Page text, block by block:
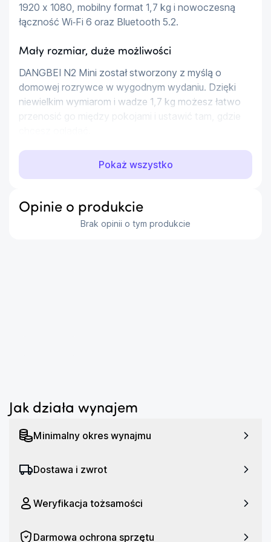
1920 x 1080, mobilny format 1,7 kg i nowoczesną
łączność Wi‑Fi 6 oraz Bluetooth 5.2.
Mały rozmiar, duże możliwości
DANGBEI N2 Mini został stworzony z myślą o
domowej rozrywce w wygodnym wydaniu. Dzięki
niewielkim wymiarom i wadze 1,7 kg możesz łatwo
przenosić go między pokojami i ustawić tam, gdzie
Wyraźny obraz Full HD
Rozdzielczość Full HD 1920 x 1080 zapewnia
sprawdza się podczas oglądania filmów, seriali,
sportu czy treści online. Projektor obsługuje
Wygodne oglądanie bez dodatkowych
urządzeń
uruchomić ulubione treści bez podłączania
rozwiązanie, jeśli zależy Ci na prostym i szybkim
Pokaż wszystko
Opinie o produkcie
Brak opinii o tym produkcie
Jak działa wynajem
Minimalny okres wynajmu
Dostawa i zwrot
Weryfikacja tożsamości
Darmowa ochrona sprzętu